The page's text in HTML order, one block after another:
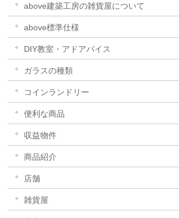
above建築工房の雑貨屋について
above標準仕様
DIY教室・アドアバイス
ガラスの種類
コインランドリー
便利な商品
収益物件
商品紹介
店舗
雑貨屋